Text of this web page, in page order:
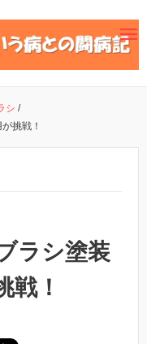
シ /
挑戦！
ラシ塗装
戦！